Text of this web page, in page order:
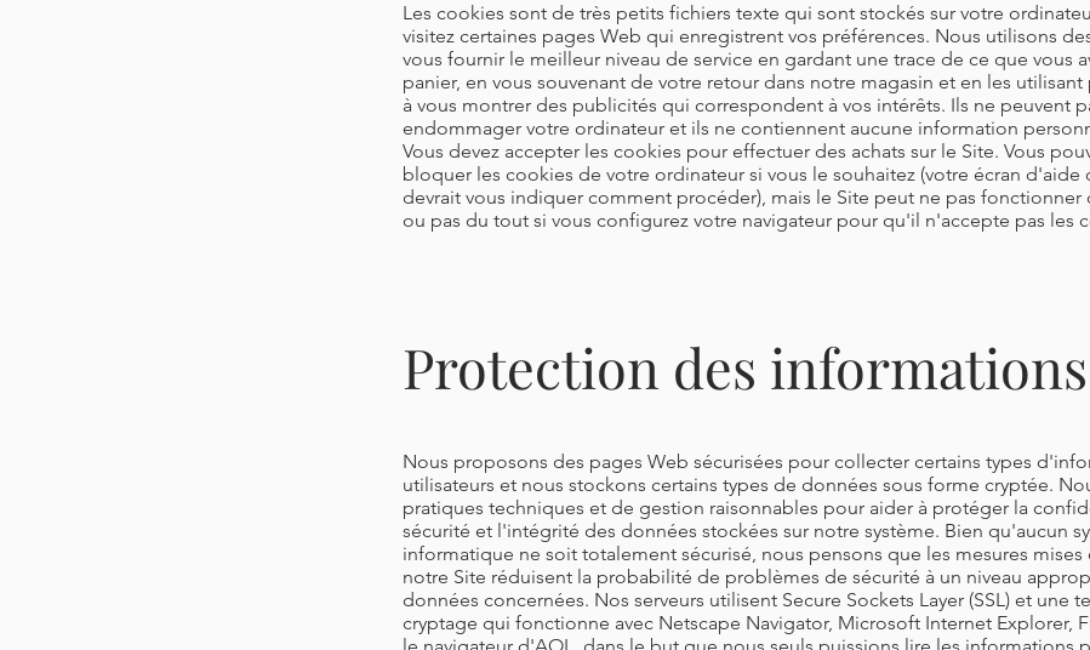
Les cookies sont de très petits fichiers texte qui sont stockés sur votre
visitez certaines pages Web qui enregistrent vos préférences. Nous utilisons
vous fournir le meilleur niveau de service en gardant une trace de ce que vous
panier, en vous souvenant de votre retour dans notre magasin et en les
à vous montrer des publicités qui correspondent à vos intérêts. Ils ne peuvent
endommager votre ordinateur et ils ne contiennent aucune information
Vous devez accepter les cookies pour effectuer des achats sur le Site. Vous
bloquer les cookies de votre ordinateur si vous le souhaitez (votre écran d'aide
devrait vous indiquer comment procéder), mais le Site peut ne pas fonctionner
ou pas du tout si vous configurez votre navigateur pour qu'il n'accepte pas les
Protection des informations
Nous proposons des pages Web sécurisées pour collecter certains types
utilisateurs et nous stockons certains types de données sous forme cryptée.
pratiques techniques et de gestion raisonnables pour aider à protéger la
sécurité et l'intégrité des données stockées sur notre système. Bien qu'aucun
informatique ne soit totalement sécurisé, nous pensons que les mesures
notre Site réduisent la probabilité de problèmes de sécurité à un niveau
données concernées. Nos serveurs utilisent Secure Sockets Layer (SSL) et une
cryptage qui fonctionne avec Netscape Navigator, Microsoft Internet Explorer,